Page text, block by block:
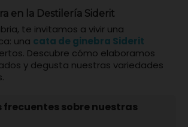
en la Destilería Siderit
te invitamos a vivir una
una cata de ginebra Siderit
Descubre cómo elaboramos
y degusta nuestras variedades
frecuentes sobre nuestras